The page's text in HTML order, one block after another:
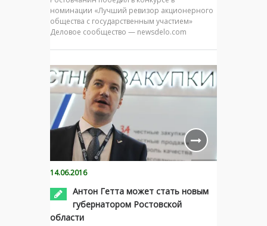
номинации «Лучший ревизор акционерного
общества с государственным участием»
Деловое сообщество — newsdelo.com
14.06.2016
Антон Гетта может стать новым
губернатором Ростовской
области